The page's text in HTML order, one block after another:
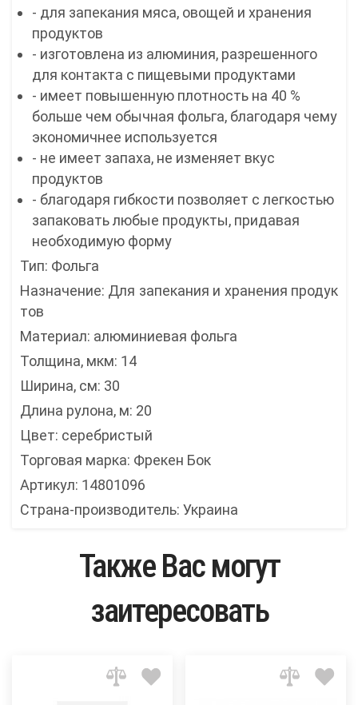
- для запекания мяса, овощей и хранения
продуктов
- изготовлена из алюминия, разрешенного
для контакта с пищевыми продуктами
- имеет повышенную плотность на 40 %
больше чем обычная фольга, благодаря чему
экономичнее используется
- не имеет запаха, не изменяет вкус
продуктов
- благодаря гибкости позволяет с легкостью
запаковать любые продукты, придавая
необходимую форму
Тип: Фольга
Назначение: Для запекания и хранения продук
тов
Материал: алюминиевая фольга
Толщина, мкм: 14
Ширина, см: 30
Длина рулона, м: 20
Цвет: серебристый
Торговая марка: Фрекен Бок
Артикул: 14801096
Страна-производитель: Украина
Также Вас могут
заитересовать